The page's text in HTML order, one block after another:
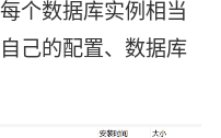
个数据库实例相当
己的配置、数据库